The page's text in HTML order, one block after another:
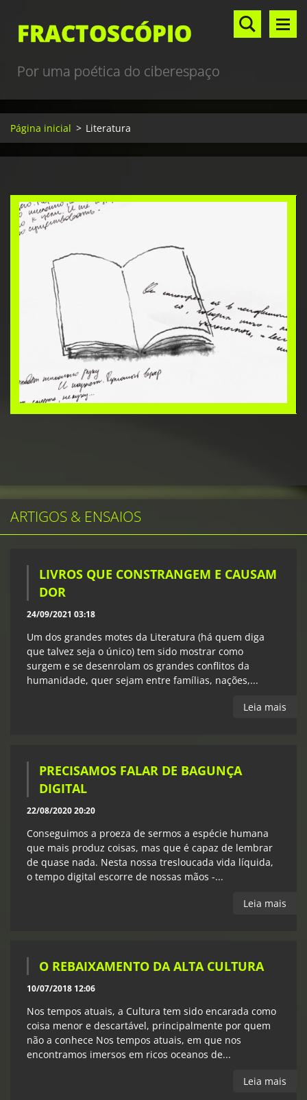
FRACTOSCÓPIO
Por uma poética do ciberespaço
Página inicial > Literatura
ARTIGOS & ENSAIOS
LIVROS QUE CONSTRANGEM E CAUSAM
DOR
24/09/2021 03:18
Um dos grandes motes da Literatura (há quem diga
que talvez seja o único) tem sido mostrar como
surgem e se desenrolam os grandes conflitos da
humanidade, quer sejam entre famílias, nações,...
Leia mais
PRECISAMOS FALAR DE BAGUNÇA
DIGITAL
22/08/2020 20:20
Conseguimos a proeza de sermos a espécie humana
que mais produz coisas, mas que é capaz de lembrar
de quase nada. Nesta nossa tresloucada vida líquida,
o tempo digital escorre de nossas mãos -...
Leia mais
O REBAIXAMENTO DA ALTA CULTURA
10/07/2018 12:06
Nos tempos atuais, a Cultura tem sido encarada como
coisa menor e descartável, principalmente por quem
não a conhece Nos tempos atuais, em que nos
encontramos imersos em ricos oceanos de...
Leia mais